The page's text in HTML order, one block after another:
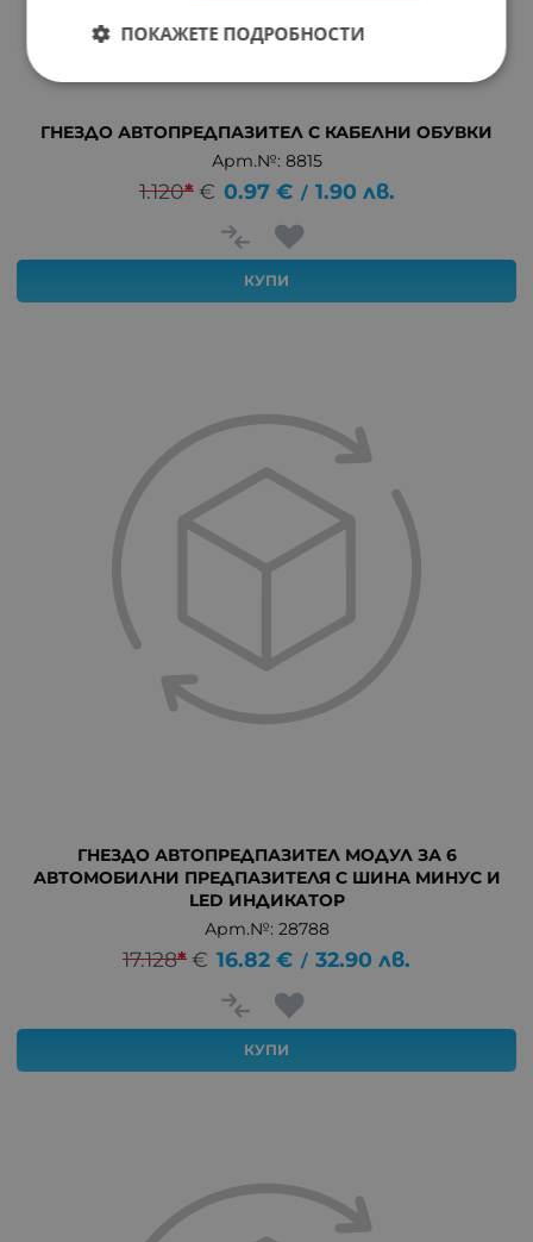
ГНЕЗДО АВТОПРЕДПАЗИТЕЛ С КАБЕЛНИ ОБУВКИ
Арт.№: 8815
1.120* € 0.97 € / 1.90 лв.
КУПИ
ГНЕЗДО АВТОПРЕДПАЗИТЕЛ МОДУЛ ЗА 6
АВТОМОБИЛНИ ПРЕДПАЗИТЕЛЯ С ШИНА МИНУС И
LED ИНДИКАТОР
Арт.№: 28788
17.128*€ 16.82 € / 32.90 лв.
КУПИ
ПОКАЖЕТЕ ПОДРОБНОСТИ